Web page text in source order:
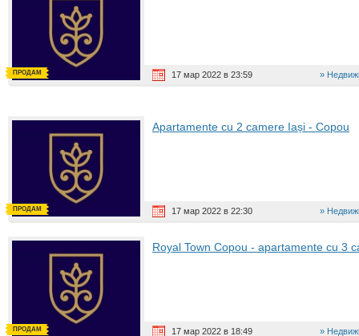
17 мар 2022 в 23:59
ПРОДАМ
Apartamente cu 2 camere Iași - Copou
17 мар 2022 в 22:30
ПРОДАМ
Royal Town Copou - apartamente cu 3
17 мар 2022 в 18:49
ПРОДАМ